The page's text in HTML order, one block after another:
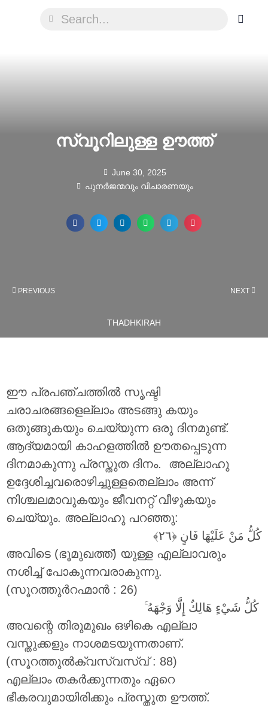
സ്വൂറിലുള്ള ഊത്ത്
June 30, 2025
പുനർജന്മവും വിചാരണയും
PREVIOUS NEXT
THADHKIRAH
ഈ പ്രപഞ്ചത്തിൽ സൃഷ്ടി
ചരാചരങ്ങളെല്ലാം അടങ്ങു കയും
ഒതുങ്ങുകയും ചെയ്യുന്ന ഒരു ദിനമുണ്ട്.
ആദ്യമായി കാഹളത്തിൽ ഊതപ്പെടുന്ന
ദിനമാകുന്നു പ്രസ്തുത ദിനം. അല്ലാഹു
ഉദ്ദേശിച്ചവരൊഴിച്ചുള്ളതെല്ലാം അന്ന്
നിശ്ചലമാവുകയും ജീവനറ്റ് വീഴുകയും
ചെയ്യും. അല്ലാഹു പറഞ്ഞു:
كُلُّ مَنْ عَلَيْهَا فَانٍ
അവിടെ (ഭൂമുഖത്ത്) യുള്ള എല്ലാവരും
നശിച്ച് പോകുന്നവരാകുന്നു.
(സൂറത്തുർറഹ്മാൻ : 26)
كُلُّ شَيْءٍ هَالِكٌ إِلَّا وَجْهَهُۚ
അവന്റെ തിരുമുഖം ഒഴികെ എല്ലാ
വസ്തുക്കളും നാശമടയുന്നതാണ്.
(സൂറത്തുൽക്വസ്വസ്വ് : 88)
എല്ലാം തകർക്കുന്നതും ഏറെ
ഭീകരവുമായിരിക്കും പ്രസ്തുത ഊത്ത്.